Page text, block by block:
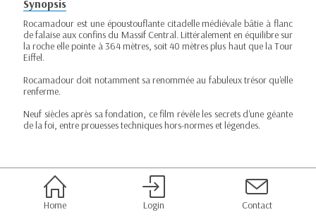
Synopsis
Rocamadour est une époustouflante citadelle médiévale bâtie à flanc
de falaise aux confins du Massif Central. Littéralement en équilibre sur
la roche elle pointe à 364 mètres, soit 40 mètres plus haut que la Tour
Eiffel.
Rocamadour doit notamment sa renommée au fabuleux trésor qu'elle
renferme.
Neuf siècles après sa fondation, ce film révèle les secrets d'une géante
de la foi, entre prouesses techniques hors-normes et légendes.
Home Login Contact